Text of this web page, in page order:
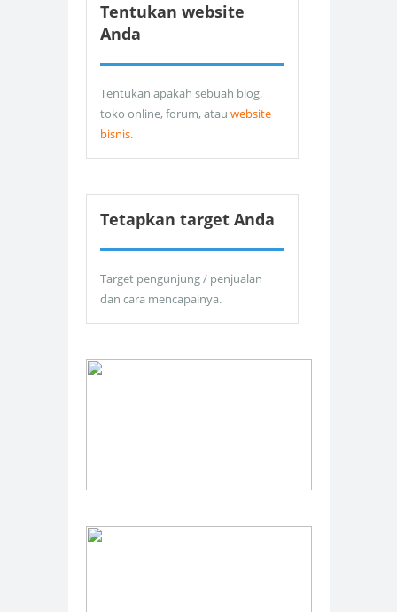
Tentukan website
Anda
Tentukan apakah sebuah blog,
toko online, forum, atau website
bisnis.
Tetapkan target Anda
Target pengunjung / penjualan
dan cara mencapainya.